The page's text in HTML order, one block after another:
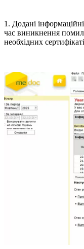
1. Додані
час виникнення
необхідних